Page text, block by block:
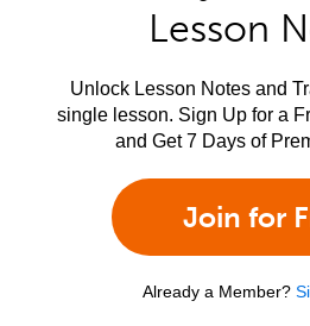
Lesson
Unlock Lesson Notes and
single lesson. Sign Up for a
and Get 7 Days of
Join for
Already a Member?